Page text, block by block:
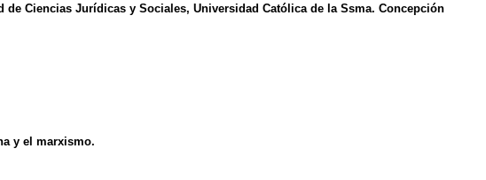
Ciencias Jurídicas y Sociales, Universidad Católica de la Ssma. Concepción
y el marxismo.